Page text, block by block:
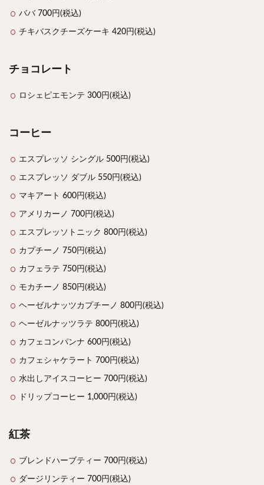
ババ 700円(税込)
チキバスクチーズケーキ 420円(税込)
チョコレート
ロシェピエモンテ 300円(税込)
コーヒー
エスプレッソ シングル 500円(税込)
エスプレッソ ダブル 550円(税込)
マキアート 600円(税込)
アメリカーノ 700円(税込)
エスプレッソトニック 800円(税込)
カプチーノ 750円(税込)
カフェラテ 750円(税込)
モカチーノ 850円(税込)
ヘーゼルナッツカプチーノ 800円(税込)
ヘーゼルナッツラテ 800円(税込)
カフェコンパンナ 600円(税込)
カフェシャケラート 700円(税込)
水出しアイスコーヒー 700円(税込)
ドリップコーヒー 1,000円(税込)
紅茶
ブレンドハーブティー 700円(税込)
ダージリンティー 700円(税込)